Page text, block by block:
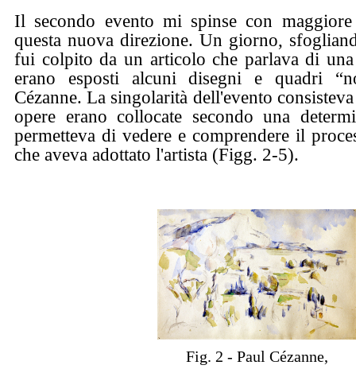
Il secondo evento mi spinse con maggiore
questa nuova direzione. Un giorno,
fui colpito da un articolo che parlava di
erano esposti alcuni disegni e quadri
Cézanne. La singolarità dell'evento
opere erano collocate secondo una
permetteva di vedere e comprendere il
che aveva adottato l'artista (Figg. 2-5).
Fig. 2 - Paul Cézanne,